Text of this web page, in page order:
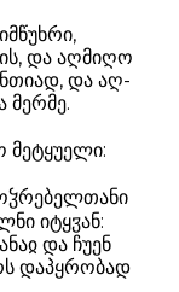
და აღმიღო
და აღ-
მერმე.
მეტყუელი:
იტყჳან:
და ჩუენ
დაპყრობად